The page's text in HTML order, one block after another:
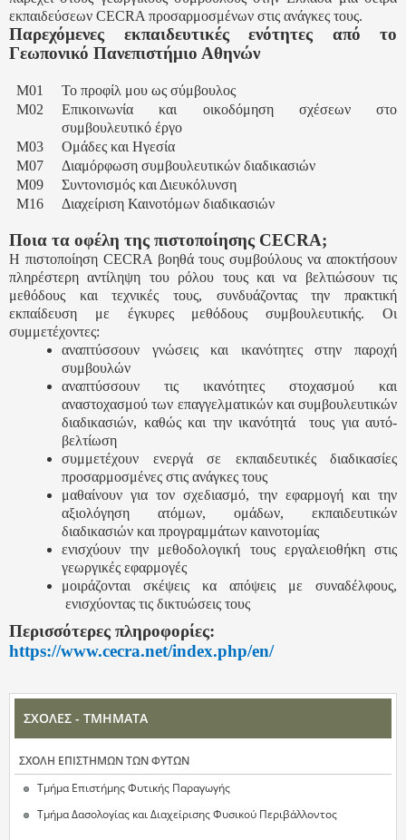
εκπαιδεύσεων CECRA προσαρμοσμένων στις ανάγκες τους.
Παρεχόμενες εκπαιδευτικές ενότητες από το
Γεωπονικό Πανεπιστήμιο Αθηνών
M01
Το προφίλ μου ως σύμβουλος
M02
Επικοινωνία και οικοδόμηση σχέσεων στο
συμβουλευτικό έργο
M03
Ομάδες και Ηγεσία
M07
Διαμόρφωση συμβουλευτικών διαδικασιών
M09
Συντονισμός και Διευκόλυνση
Μ16
Διαχείριση Καινοτόμων διαδικασιών
Ποια τα οφέλη της πιστοποίησης CECRA;
Η πιστοποίηση CECRA βοηθά τους συμβούλους να αποκτήσουν
πληρέστερη αντίληψη του ρόλου τους και να βελτιώσουν τις
μεθόδους και τεχνικές τους, συνδυάζοντας την πρακτική
εκπαίδευση με έγκυρες μεθόδους συμβουλευτικής. Οι
συμμετέχοντες:
αναπτύσσουν γνώσεις και ικανότητες στην παροχή
συμβουλών
αναπτύσσουν τις ικανότητες στοχασμού και
αναστοχασμού των επαγγελματικών και συμβουλευτικών
διαδικασιών, καθώς και την ικανότητά τους για αυτό-
βελτίωση
συμμετέχουν ενεργά σε εκπαιδευτικές διαδικασίες
προσαρμοσμένες στις ανάγκες τους
μαθαίνουν για τον σχεδιασμό, την εφαρμογή και την
αξιολόγηση ατόμων, ομάδων, εκπαιδευτικών
διαδικασιών και προγραμμάτων καινοτομίας
ενισχύουν την μεθοδολογική τους εργαλειοθήκη στις
γεωργικές εφαρμογές
μοιράζονται σκέψεις κα απόψεις με συναδέλφους,
ενισχύοντας τις δικτυώσεις τους
Περισσότερες πληροφορίες:
https://www.cecra.net/index.php/en/
ΣΧΟΛΕΣ - ΤΜΗΜΑΤΑ
ΣΧΟΛΗ ΕΠΙΣΤΗΜΩΝ ΤΩΝ ΦΥΤΩΝ
Τμήμα Επιστήμης Φυτικής Παραγωγής
Τμήμα Δασολογίας και Διαχείρισης Φυσικού Περιβάλλοντος